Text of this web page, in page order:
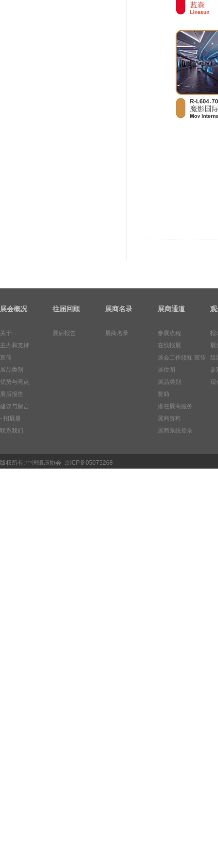
展会概况
关于...
主办和支持
宣传
展品类别
优势与亮点
展后报告
建议与留言
- 招展册
联系我们
往届回顾
展后报告
展商名录
展商名录
展商通道
参展流程
在线报展
展会工作须知 宣传
展位图
展品类别
赞助
潜在展商服务
展商资料
展商系统登录
报
展
组
参
观
版权所有: 中国锻压协会 京ICP备05075268